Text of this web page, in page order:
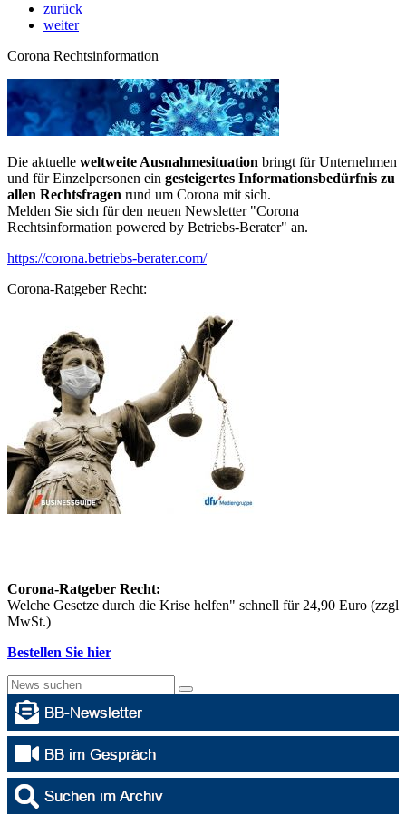
zurück
weiter
Corona Rechtsinformation
Die aktuelle weltweite Ausnahmesituation bringt für Unternehmen
und für Einzelpersonen ein gesteigertes Informationsbedürfnis zu
allen Rechtsfragen rund um Corona mit sich.
Melden Sie sich für den neuen Newsletter "Corona
Rechtsinformation powered by Betriebs-Berater" an.
https://corona.betriebs-berater.com/
Corona-Ratgeber Recht:
Corona-Ratgeber Recht:
Welche Gesetze durch die Krise helfen" schnell für 24,90 Euro (zzgl
MwSt.)
Bestellen Sie hier